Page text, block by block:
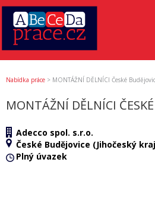
Nabídka práce > MONTÁŽNÍ DĚLNÍCI České
MONTÁŽNÍ DĚLNÍCI
Adecco spol. s.r.o.
České Budějovice (Jihočeský
Plný úvazek